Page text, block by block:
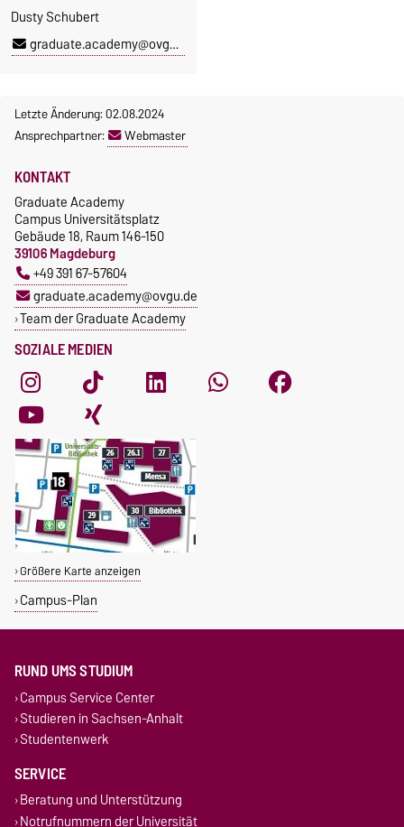
Dusty Schubert
graduate.academy@ovgu.de
Letzte Änderung: 02.08.2024
Ansprechpartner:
Webmaster
SOZIALE MEDIEN
KONTAKT
Graduate Academy
Campus Universitätsplatz
Gebäude 18, Raum 146-150
39106 Magdeburg
+49 391 67-57604
graduate.academy@ovgu.de
Team der Graduate Academy
Größere Karte anzeigen
Campus-Plan
RUND UMS STUDIUM
Campus Service Center
Studieren in Sachsen-Anhalt
Studentenwerk
SERVICE
Beratung und Unterstützung
Notrufnummern der Universität